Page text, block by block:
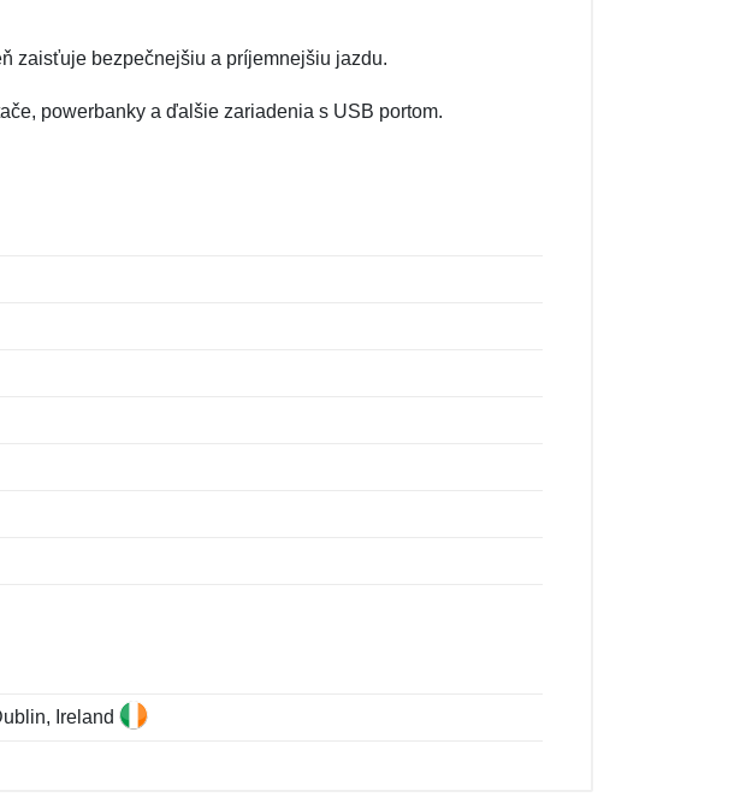
zaisťuje bezpečnejšiu a príjemnejšiu jazdu.
powerbanky a ďalšie zariadenia s USB portom.
Ireland